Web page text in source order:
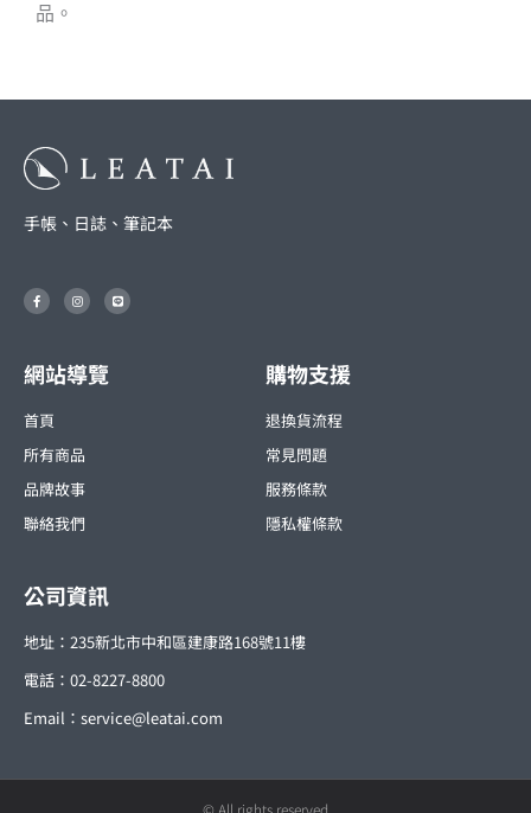
品。
手帳、日誌、筆記本
F
a
c
k
-
I
n
s
r
a
m
L
i
n
網站導覽
首頁
所有商品
品牌故事
聯絡我們
購物支援
退換貨流程
常見問題
服務條款
隱私權條款
公司資訊
地址：235新北市中和區建康路168號11樓
電話：02-8227-8800
Email： service@leatai.com
© All rights reserved